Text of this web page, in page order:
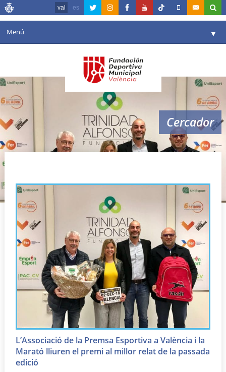
val es
Menú ▼
Agenda
Instal·lacions ▼
Comunicació ▼
València en esport ▼
Reserves
Cercador
aepd valencia
L’Associació de la Premsa Esportiva a València i la
Marató lliuren el premi al millor relat de la passada
edició